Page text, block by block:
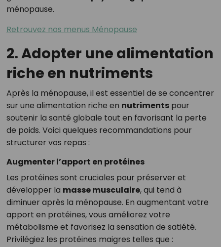
ménopause.
Retrouvez nos menus Ménopause
2. Adopter une alimentation
riche en nutriments
Après la ménopause, il est essentiel de se concentrer
sur une alimentation riche en nutrimentspour
soutenir la santé globale tout en favorisant la perte
de poids. Voici quelques recommandations pour
structurer vos repas :
Augmenter l’apport en protéines
Les protéines sont cruciales pour préserver et
développer la masse musculaire, qui tend à
diminuer après la ménopause. En augmentant votre
apport en protéines, vous améliorez votre
métabolisme et favorisez la sensation de satiété.
Privilégiez les protéines maigres telles que :